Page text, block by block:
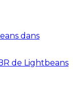
dans
de Lightbeans